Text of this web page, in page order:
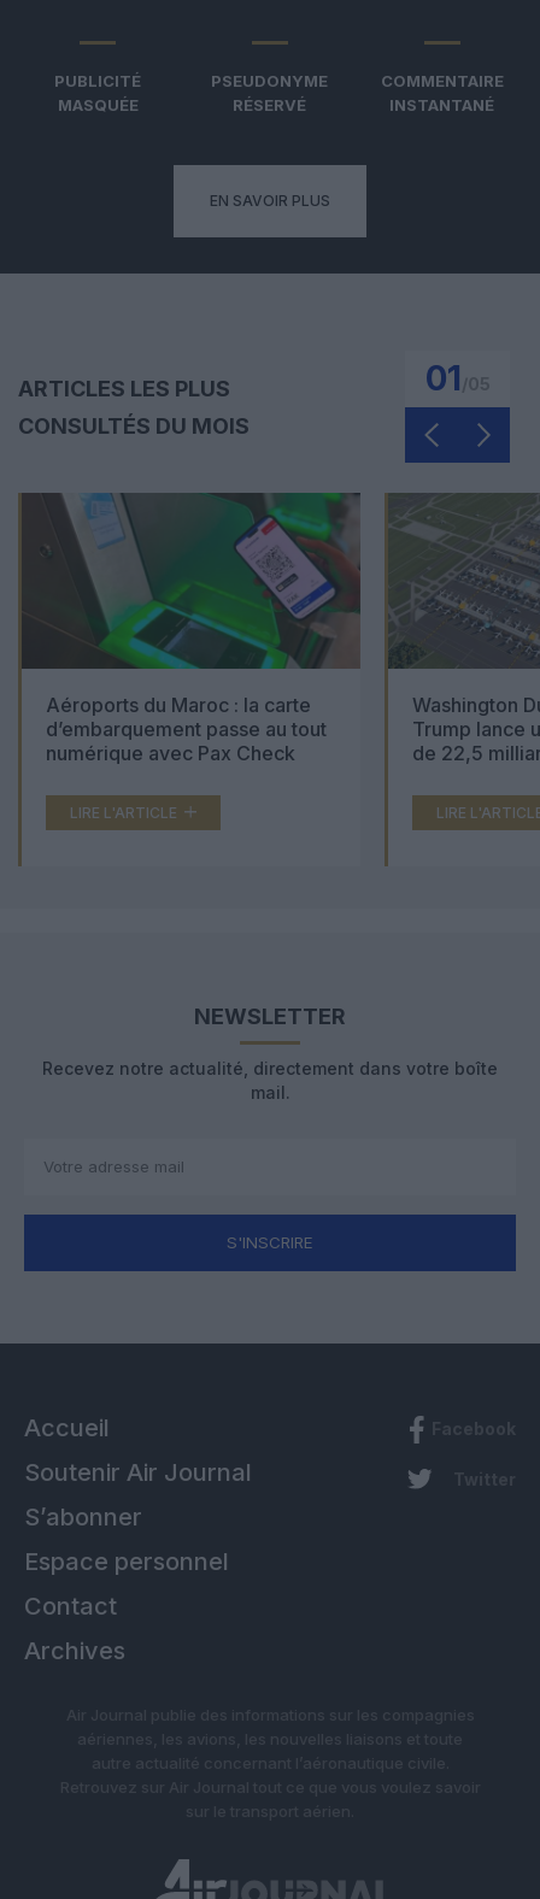
PUBLICITÉ
MASQUÉE
PSEUDONYME
RÉSERVÉ
COMMENTAIRE
INSTANTANÉ
EN SAVOIR PLUS
ARTICLES LES PLUS
CONSULTÉS DU MOIS
01
Aéroports du Maroc : la carte
d’embarquement passe au tout
numérique avec Pax Check
LIRE L'ARTICLE
Washington
Trump lance
de 22,5
LIRE
NEWSLETTER
Recevez notre actualité, directement dans votre boîte
mail.
S'INSCRIRE
Accueil
Soutenir Air Journal
S’abonner
Espace personnel
Contact
Archives